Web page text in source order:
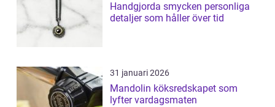
Handgjorda smycken personliga
detaljer som håller över tid
31 januari 2026
Mandolin köksredskapet som
lyfter vardagsmaten